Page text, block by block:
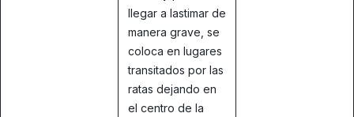
llegar a lastimar de
manera grave, se
coloca en lugares
transitados por las
ratas dejando en
el centro de la